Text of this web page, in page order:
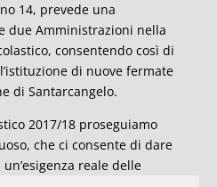
14, prevede una
due Amministrazioni nella
consentendo così di
di nuove fermate
di Santarcangelo.
2017/18 proseguiamo
che ci consente di dare
reale delle